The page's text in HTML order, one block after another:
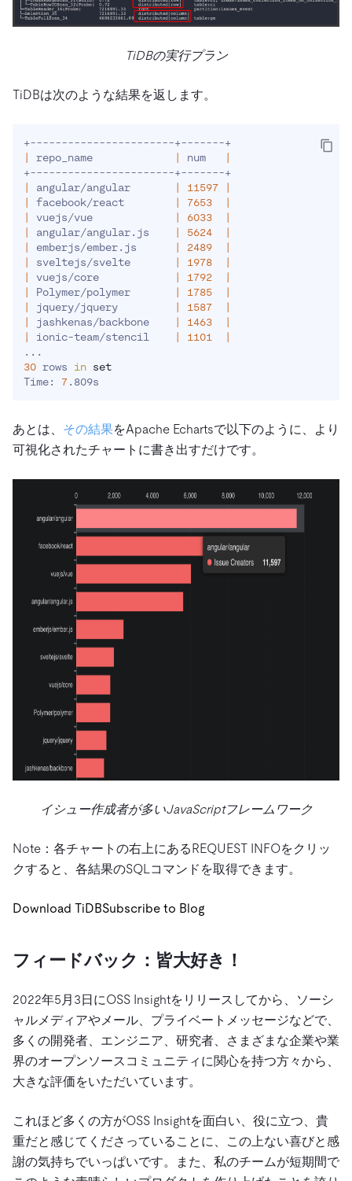
TiDBの実行プラン
TiDBは次のような結果を返します。
|
repo_name | num
|
|
angular/angular | 11597
|
|
facebook/react | 7653
|
|
vuejs/vue | 6033
|
|
angular/angular.js | 5624
|
|
emberjs/ember.js | 2489
|
|
sveltejs/svelte | 1978
|
|
vuejs/core | 1792
|
|
Polymer/polymer | 1785
|
|
jquery/jquery | 1587
|
|
jashkenas/backbone | 1463
|
|
ionic-team/stencil | 1101
|
..
30 rows in set
Time: 7
あとは、 その結果をApache Echartsで以下のように、より
可視化されたチャートに書き出すだけです。
イシュー作成者が多いJavaScriptフレームワーク
Note：各チャートの右上にあるREQUEST INFOをクリッ
クすると、各結果のSQLコマンドを取得できます。
Download TiDBSubscribe to Blog
フィードバック：皆大好き！
2022年5月3日にOSS Insightをリリースしてから、ソーシ
ャルメディアやメール、プライベートメッセージなどで、
多くの開発者、エンジニア、研究者、さまざまな企業や業
界のオープンソースコミュニティに関心を持つ方々から、
大きな評価をいただいています。
これほど多くの方がOSS Insightを面白い、役に立つ、貴
重だと感じてくださっていることに、この上ない喜びと感
謝の気持ちでいっぱいです。また、私のチームが短期間で